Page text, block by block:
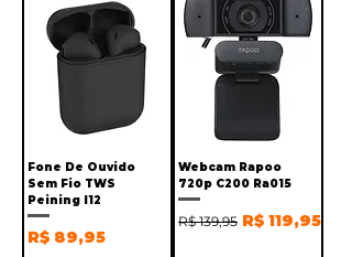
Fone De Ouvido
Sem Fio TWS
Peining I12
Preço
R$ 89,95
Webcam Rapoo
720p C200 Ra015
Preço normal
R$ 139,95 Preço
R$ 119,95